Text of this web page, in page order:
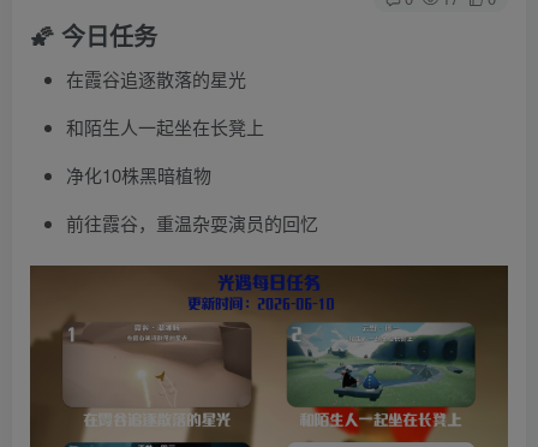
🌠 今日任务
在霞谷追逐散落的星光
和陌生人一起坐在长凳上
净化10株黑暗植物
前往霞谷，重温杂耍演员的回忆